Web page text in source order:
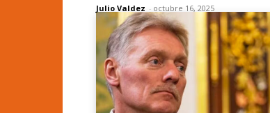
Julio Valdez - octubre 16, 2025